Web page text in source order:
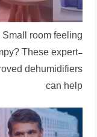
Small room feeling
These expert-
dehumidifiers
can help